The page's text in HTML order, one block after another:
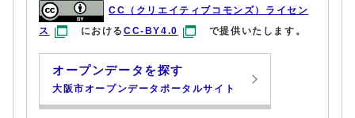
CC（クリエイティブコモンズ）ライセン
ス
におけるCC-BY4.0 で提供いたします。
オープンデータを探す
大阪市オープンデータポータルサイト